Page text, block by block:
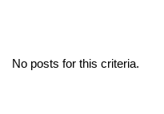
No posts for this criteria.